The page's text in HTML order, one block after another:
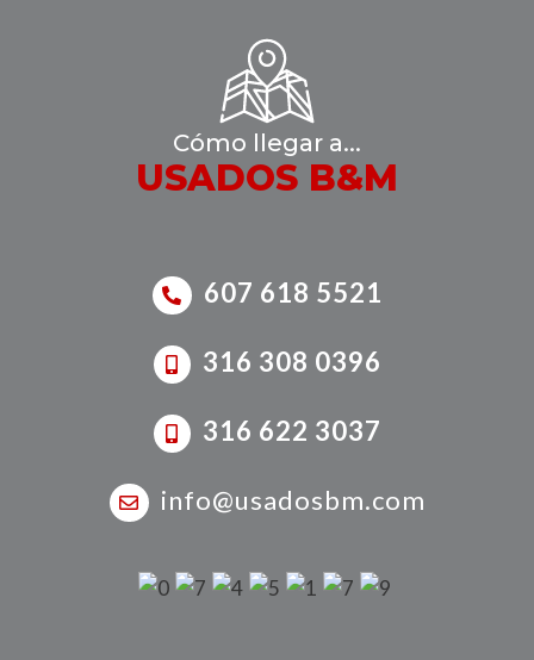
Cómo llegar a...
USADOS B&M
607 618 5521
316 308 0396
316 622 3037
info@usadosbm.com